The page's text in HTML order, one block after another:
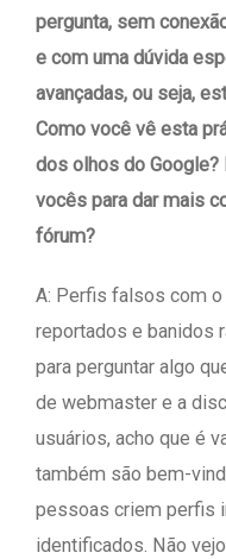
pergunta, sem
e com uma dúvida
avançadas, ou seja,
Como você vê esta
dos olhos do Google?
vocês para dar mais
fórum?
A: Perfis falsos com
reportados e banidos
para perguntar algo
de webmaster e a
usuários, acho que é
também são bem-
pessoas criem perfis
identificados. Não